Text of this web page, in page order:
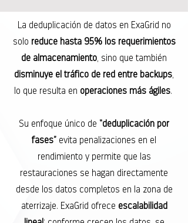
La deduplicación de datos en ExaGrid no
solo reduce hasta 95% los requerimientos
de almacenamiento, sino que también
disminuye el tráfico de red entre backups,
lo que resulta en operaciones más ágiles.
Su enfoque único de “deduplicación por
fases” evita penalizaciones en el
rendimiento y permite que las
restauraciones se hagan directamente
desde los datos completos en la zona de
aterrizaje. ExaGrid ofrece escalabilidad